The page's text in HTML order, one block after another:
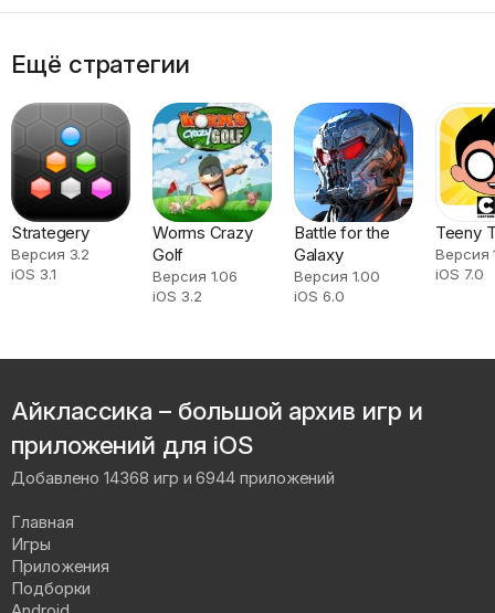
Ещё стратегии
Strategery
Версия 3.2
iOS 3.1
Worms Crazy
Golf
Версия 1.06
iOS 3.2
Battle for the
Galaxy
Версия 1.00
iOS 6.0
Teeny
Версия
iOS 7.0
Айклассика – большой архив игр и
приложений для iOS
Добавлено 14368 игр и 6944 приложений
Главная
Игры
Приложения
Подборки